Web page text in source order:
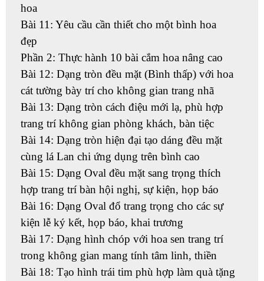
hoa
Bài 11: Yêu cầu cần thiết cho một bình hoa
đẹp
Phần 2: Thực hành 10 bài cắm hoa nâng cao
Bài 12: Dạng tròn đều mặt (Bình thấp) với hoa
cát tường bày trí cho không gian trang nhã
Bài 13: Dạng tròn cách điệu mới lạ, phù hợp
trang trí không gian phòng khách, bàn tiệc
Bài 14: Dạng tròn hiện đại tạo dáng đều mặt
cùng lá Lan chi ứng dụng trên bình cao
Bài 15: Dạng Oval đều mặt sang trọng thích
hợp trang trí bàn hội nghị, sự kiện, họp báo
Bài 16: Dạng Oval đổ trang trọng cho các sự
kiện lễ ký kết, họp báo, khai trương
Bài 17: Dạng hình chóp với hoa sen trang trí
trong không gian mang tính tâm linh, thiền
Bài 18: Tạo hình trái tim phù hợp làm quà tặng